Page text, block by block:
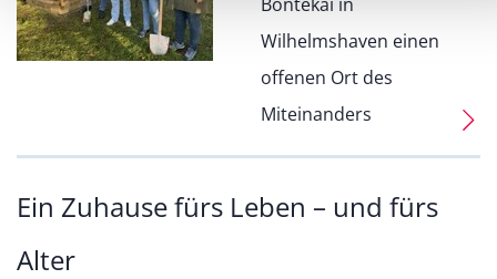
Wilhelmshaven einen
offenen Ort des
Miteinanders
Ein Zuhause fürs Leben – und fürs
Alter